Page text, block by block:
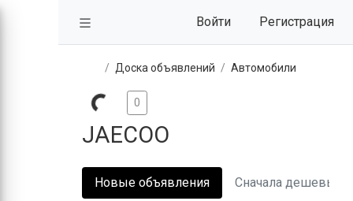
Войти Регистрация
Доска объявлений Автомобили
JAECOO
0
Новые объявления Сначала дешевые